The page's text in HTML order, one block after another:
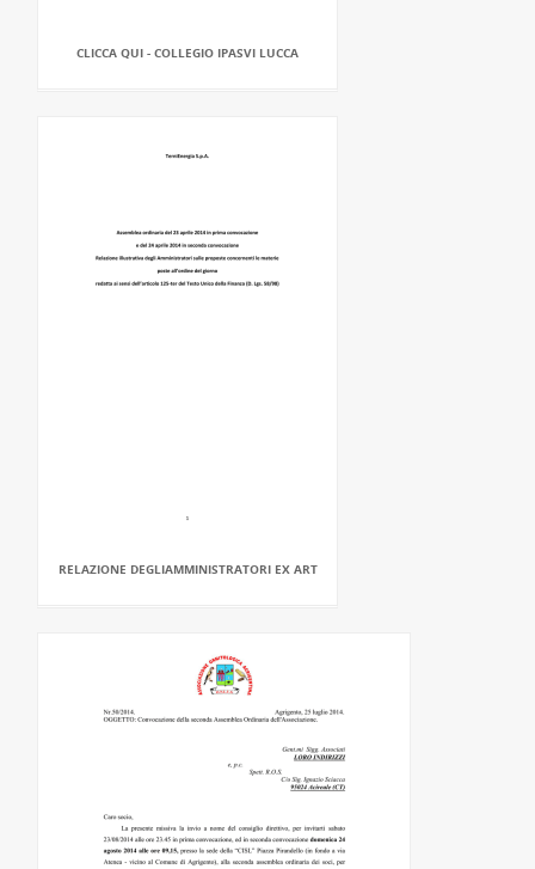
CLICCA QUI - COLLEGIO IPASVI LUCCA
RELAZIONE DEGLIAMMINISTRATORI EX ART